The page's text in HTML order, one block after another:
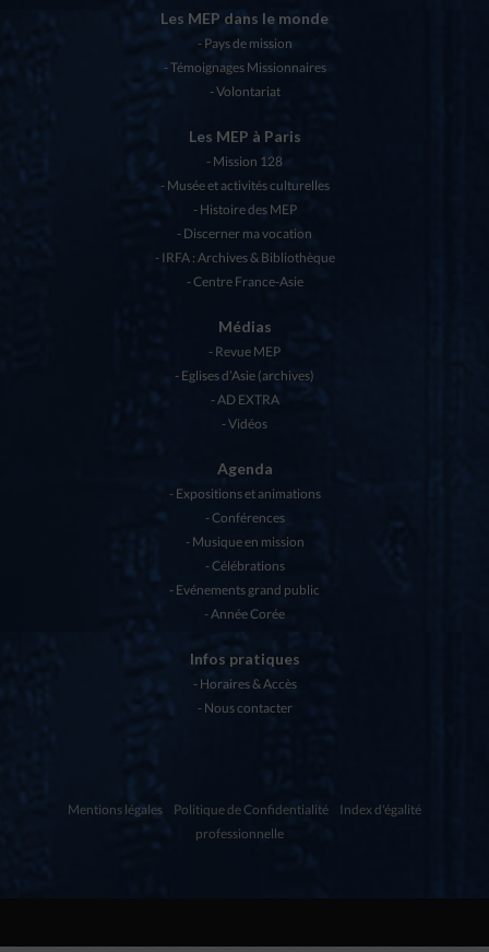
Les MEP dans le monde
Pays de mission
Témoignages Missionnaires
Volontariat
Les MEP à Paris
Mission 128
Musée et activités culturelles
Histoire des MEP
Discerner ma vocation
IRFA : Archives & Bibliothèque
Centre France-Asie
Médias
Revue MEP
Eglises d’Asie (archives)
AD EXTRA
Vidéos
Agenda
Expositions et animations
Conférences
Musique en mission
Célébrations
Evénements grand public
Année Corée
Infos pratiques
Horaires & Accès
Nous contacter
Mentions légales Politique de Confidentialité
Index d'égalité
professionnelle